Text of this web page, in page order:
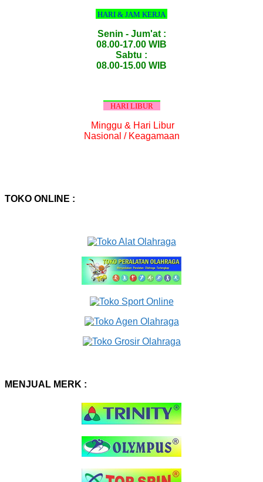
HARI & JAM KERJA
Senin - Jum'at :
08.00-17.00 WIB
Sabtu :
08.00-15.00 WIB
HARI LIBUR
Minggu & Hari Libur
Nasional / Keagamaan
TOKO ONLINE :
MENJUAL MERK :